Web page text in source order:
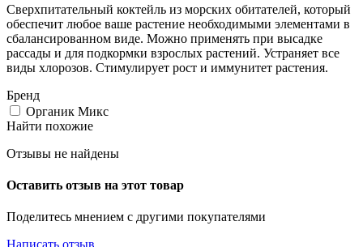
Сверхпитательный коктейль из морских обитателей, который
обеспечит любое ваше растение необходимыми элементами в
сбалансированном виде. Можно применять при высадке
рассады и для подкормки взрослых растений. Устраняет все
виды хлорозов. Стимулирует рост и иммунитет растения.
Бренд
Органик Микс
Найти похожие
Отзывы не найдены
Оставить отзыв на этот товар
Поделитесь мнением с другими покупателями